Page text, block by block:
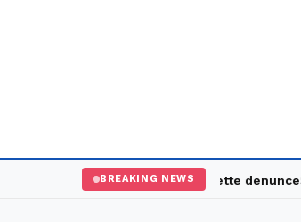
BREAKING NEWS
controlli: un arresto e sette denunce